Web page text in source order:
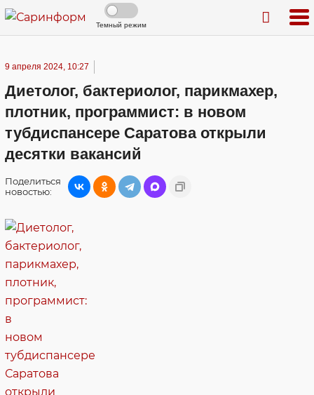
Темный режим
9 апреля 2024, 10:27
Диетолог, бактериолог, парикмахер,
плотник, программист: в новом
тубдиспансере Саратова открыли
десятки вакансий
Поделиться
новостью: